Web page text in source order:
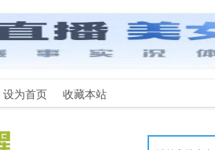
设为首页 收藏本站